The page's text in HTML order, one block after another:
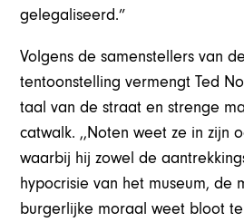
gelegaliseerd.”
Volgens de samenstellers van
tentoonstelling vermengt Ted
taal van de straat en strenge
catwalk. ,,Noten weet ze in zijn
waarbij hij zowel de
hypocrisie van het museum, de
burgerlijke moraal weet bloot